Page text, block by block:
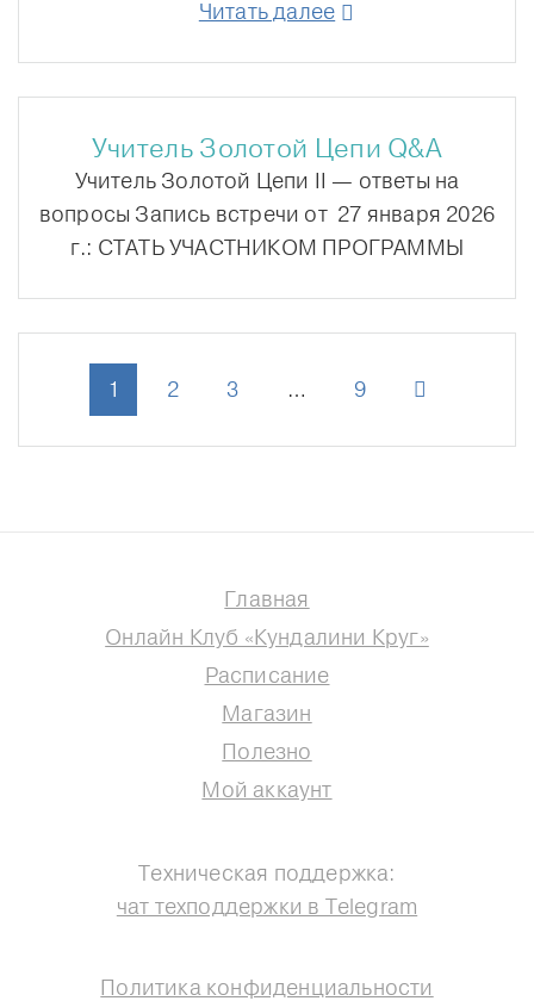
Читать далее
Учитель Золотой Цепи Q&A
Учитель Золотой Цепи II — ответы на
вопросы Запись встречи от 27 января 2026
г.: СТАТЬ УЧАСТНИКОМ ПРОГРАММЫ
1 2 3 … 9
Главная
Онлайн Клуб «Кундалини Круг»
Расписание
Магазин
Полезно
Мой аккаунт
Техническая поддержка:
чат техподдержки в Telegram
Политика конфиденциальности